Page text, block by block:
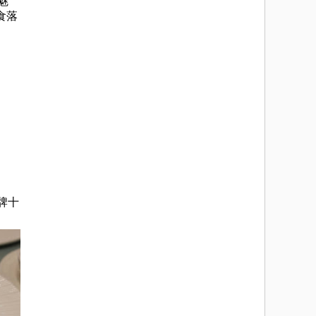
落
十